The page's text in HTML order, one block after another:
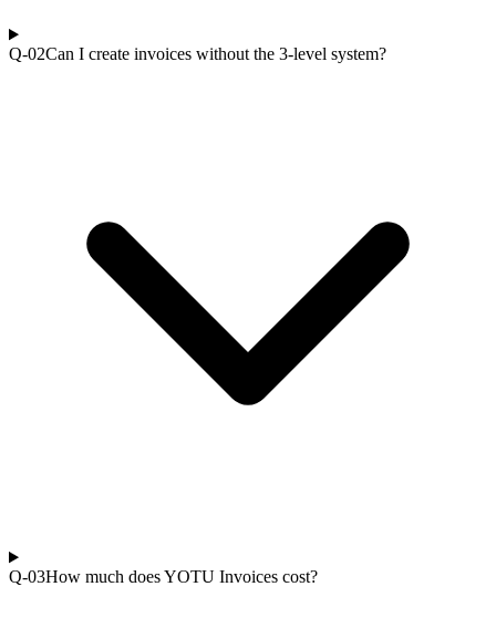
Q-02Can I create invoices without the 3-level system?
Q-03How much does YOTU Invoices cost?